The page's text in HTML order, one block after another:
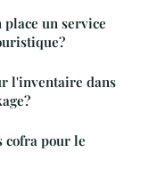
un service
l'inventaire dans
cofra pour le